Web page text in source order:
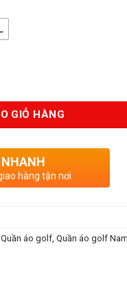
GIỎ HÀNG
hàng tận nơi
Quần áo golf, Quần áo golf Nam